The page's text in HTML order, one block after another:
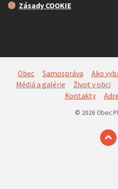
Zásady COOKIE
Obec Samospráva Ako
Médiá a galérie
Život v obci
Kontakty
© 2026 Obec